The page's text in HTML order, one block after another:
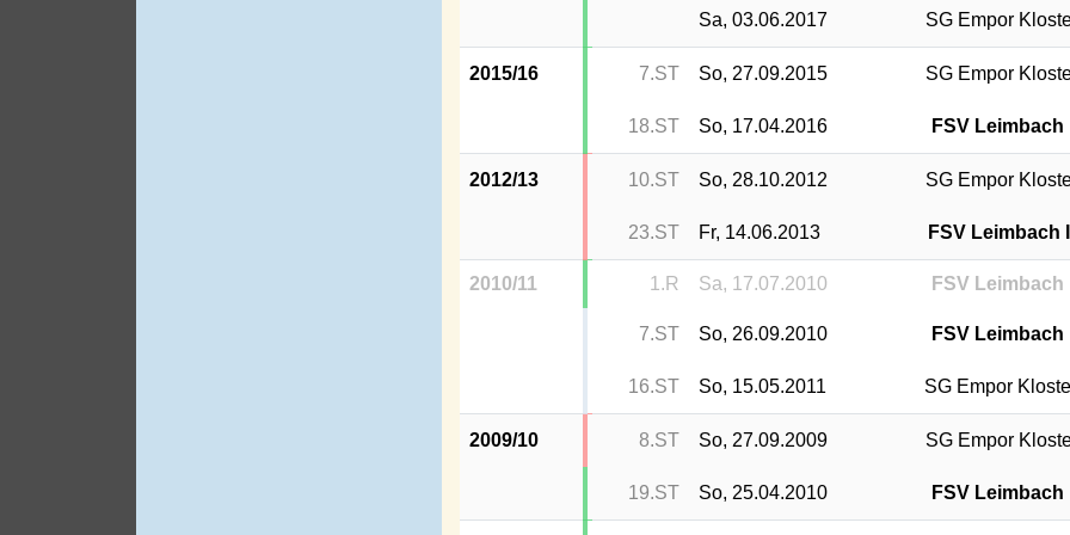
Sa, 03.06.2017 SG Empor
2015/16 7.ST So, 27.09.2015 SG Empor
18.ST So, 17.04.2016 FSV Leimbach
2012/13 10.ST So, 28.10.2012 SG Empor
23.ST Fr, 14.06.2013 FSV Leimbach
2010/11 1.R Sa, 17.07.2010 FSV Leimbach
7.ST So, 26.09.2010 FSV Leimbach
16.ST So, 15.05.2011 SG Empor
2009/10 8.ST So, 27.09.2009 SG Empor
19.ST So, 25.04.2010 FSV Leimbach